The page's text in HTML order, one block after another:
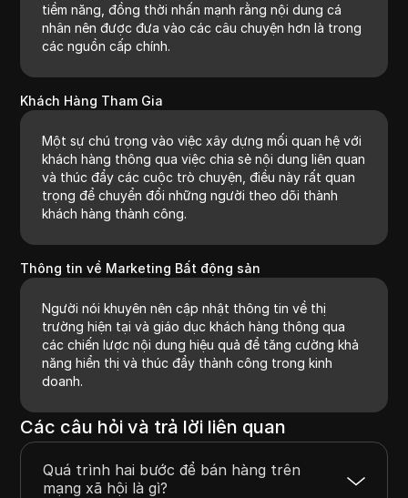
tiềm năng, đồng thời nhấn mạnh rằng nội dung cá
nhân nên được đưa vào các câu chuyện hơn là trong
các nguồn cấp chính.
Khách Hàng Tham Gia
Một sự chú trọng vào việc xây dựng mối quan hệ với
khách hàng thông qua việc chia sẻ nội dung liên quan
và thúc đẩy các cuộc trò chuyện, điều này rất quan
trọng để chuyển đổi những người theo dõi thành
khách hàng thành công.
Thông tin về Marketing Bất động sản
Người nói khuyên nên cập nhật thông tin về thị
trường hiện tại và giáo dục khách hàng thông qua
các chiến lược nội dung hiệu quả để tăng cường khả
năng hiển thị và thúc đẩy thành công trong kinh
doanh.
Các câu hỏi và trả lời liên quan
Quá trình hai bước để bán hàng trên
mạng xã hội là gì?